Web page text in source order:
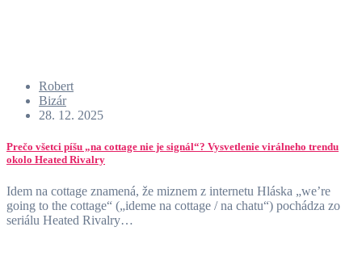
Robert
Bizár
28. 12. 2025
Prečo všetci píšu „na cottage nie je signál“? Vysvetlenie virálneho trendu
okolo Heated Rivalry
Idem na cottage znamená, že miznem z internetu Hláska „we’re
going to the cottage“ („ideme na cottage / na chatu“) pochádza zo
seriálu Heated Rivalry…